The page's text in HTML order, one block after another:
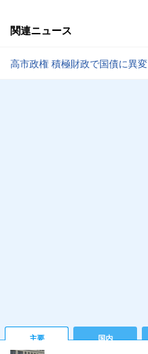
関連ニュース
高市政権 積極財政で国債に異変
主要 国内